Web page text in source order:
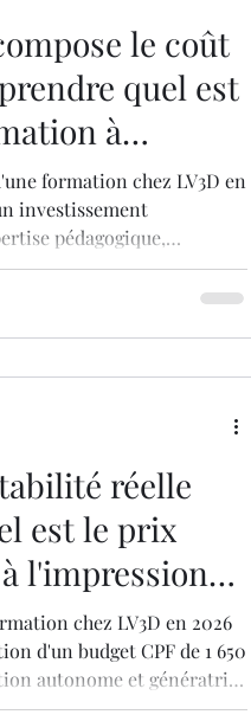
le coût
quel est
à
LV3D ?
formation chez LV3D en
investissement
pédagogique,
de production. Le prix de
réelle
est le prix
l'impression
chez LV3D en 2026
d'un budget CPF de 1 650
autonome et génératrice
la rentabilité se